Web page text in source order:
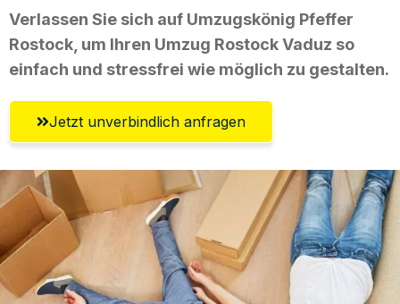
Verlassen Sie sich auf Umzugskönig Pfeffer
Rostock, um Ihren Umzug Rostock Vaduz so
einfach und stressfrei wie möglich zu gestalten.
Jetzt unverbindlich anfragen